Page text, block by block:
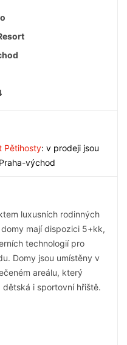
Pětihosty: v prodeji jsou
východ
luxusních rodinných
mají dispozici 5+kk,
technologií pro
Domy jsou umístěny v
areálu, který
i sportovní hřiště.